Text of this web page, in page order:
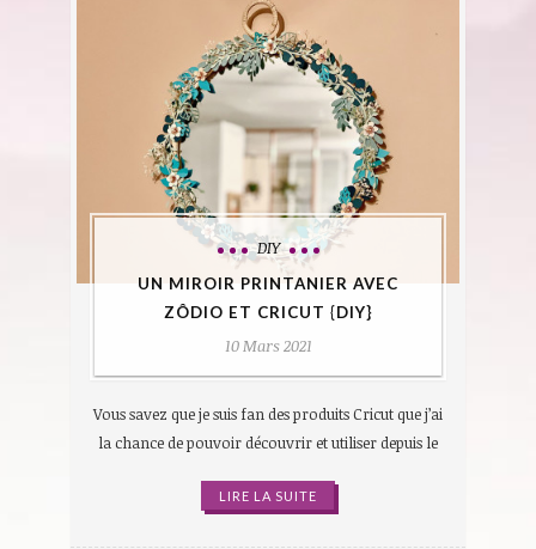
DIY
UN MIROIR PRINTANIER AVEC
ZÔDIO ET CRICUT {DIY}
10 Mars 2021
Vous savez que je suis fan des produits Cricut que j’ai
la chance de pouvoir découvrir et utiliser depuis le
LIRE LA SUITE